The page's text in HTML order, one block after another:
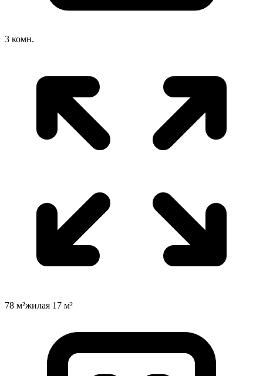
3 комн.
78 м²жилая 17 м²